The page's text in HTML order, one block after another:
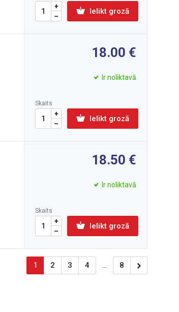
Ielikt grozā
18.00
Ir noliktavā
Skaits
Ielikt grozā
18.50
Ir noliktavā
Skaits
Ielikt grozā
1 2 3 4 ... 8